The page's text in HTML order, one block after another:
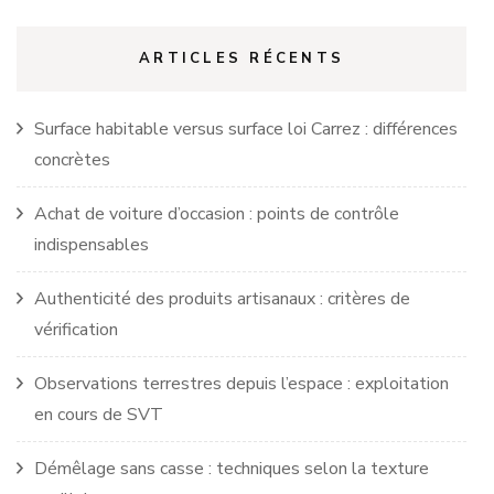
ARTICLES RÉCENTS
Surface habitable versus surface loi Carrez : différences
concrètes
Achat de voiture d’occasion : points de contrôle
indispensables
Authenticité des produits artisanaux : critères de
vérification
Observations terrestres depuis l’espace : exploitation
en cours de SVT
Démêlage sans casse : techniques selon la texture